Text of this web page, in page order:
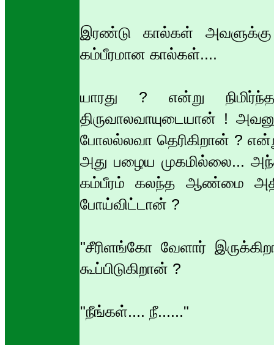
இரண்டு கால்கள்
கம்பீரமான கால்கள்....
யாரது ? என்று
திருவாலவாயுடையான் !
போலல்லவா தெரிகிறான் ?
அது பழைய முகமில்லை...
கம்பீரம் கலந்த ஆண்மை
போய்விட்டான் ?
"சீரிளங்கோ வேளார்
கூப்பிடுகிறான் ?
"நீங்கள்.... நீ......"